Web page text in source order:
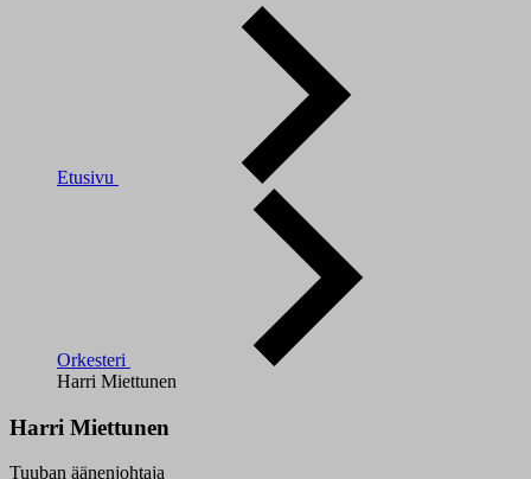
Etusivu
Orkesteri
Harri Miettunen
Harri Miettunen
Tuuban äänenjohtaja